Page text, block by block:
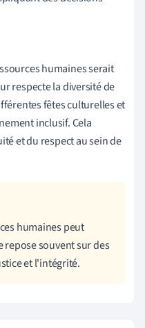
humaines serait
respecte la diversité de
fêtes culturelles et
inclusif. Cela
et du respect au sein de
humaines peut
repose souvent sur des
et l'intégrité.